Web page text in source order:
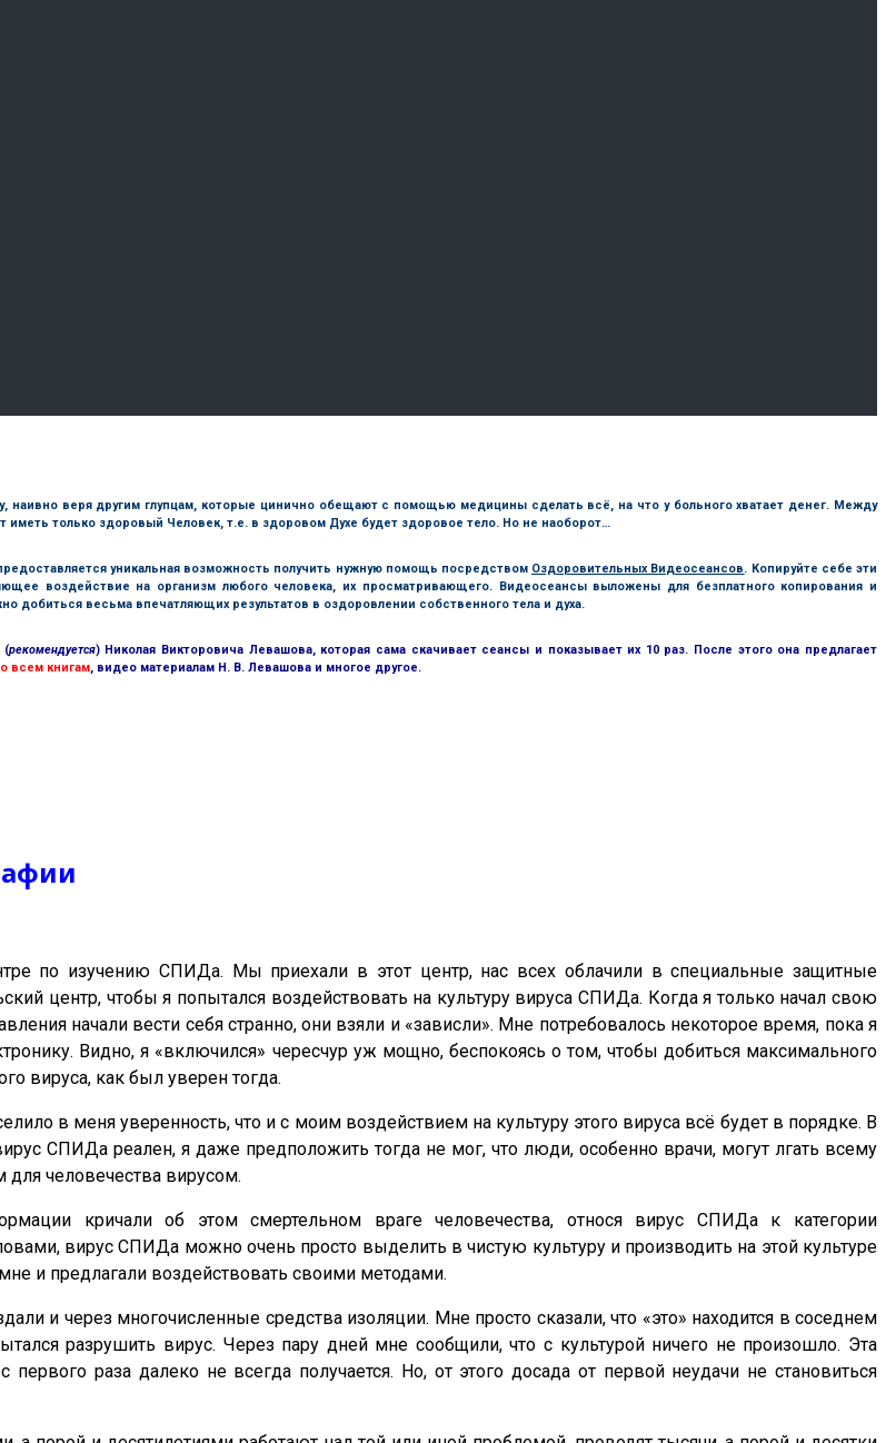
наивно веря другим глупцам, которые цинично обещают с помощью медицины сделать всё, на что у больного хватает денег. Между
иметь только здоровый Человек, т.е. в здоровом Духе будет здоровое тело. Но не наоборот…
уникальная возможность получить нужную помощь посредством Оздоровительных Видеосеансов. Копируйте себе эти
воздействие на организм любого человека, их просматривающего. Видеосеансы выложены для безплатного копирования и
весьма впечатляющих результатов в оздоровлении собственного тела и духа.
(рекомендуется) Николая Викторовича Левашова, которая сама скачивает сеансы и показывает их 10 раз. После этого она предлагает
всем книгам, видео материалам Н. В. Левашова и многое другое.
по изучению СПИДа. Мы приехали в этот центр, нас всех облачили в специальные защитные
центр, чтобы я попытался воздействовать на культуру вируса СПИДа. Когда я только начал свою
начали вести себя странно, они взяли и «зависли». Мне потребовалось некоторое время, пока я
Видно, я «включился» чересчур уж мощно, беспокоясь о том, чтобы добиться максимального
вируса, как был уверен тогда.
в меня уверенность, что и с моим воздействием на культуру этого вируса всё будет в порядке. В
СПИДа реален, я даже предположить тогда не мог, что люди, особенно врачи, могут лгать всему
для человечества вирусом.
кричали об этом смертельном враге человечества, относя вирус СПИДа к категории
вирус СПИДа можно очень просто выделить в чистую культуру и производить на этой культуре
и предлагали воздействовать своими методами.
и через многочисленные средства изоляции. Мне просто сказали, что «это» находится в соседнем
разрушить вирус. Через пару дней мне сообщили, что с культурой ничего не произошло. Эта
раза далеко не всегда получается. Но, от этого досада от первой неудачи не становиться